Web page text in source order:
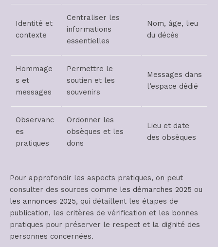
Identité et
contexte
Centraliser les
informations
essentielles
Nom, âge, lieu
du décès
Hommage
s et
messages
Permettre le
soutien et les
souvenirs
Messages dans
l’espace dédié
Observanc
es
pratiques
Ordonner les
obsèques et les
dons
Lieu et date
des obsèques
Pour approfondir les aspects pratiques, on peut
consulter des sources comme les démarches 2025 ou
les annonces 2025, qui détaillent les étapes de
publication, les critères de vérification et les bonnes
pratiques pour préserver le respect et la dignité des
personnes concernées.